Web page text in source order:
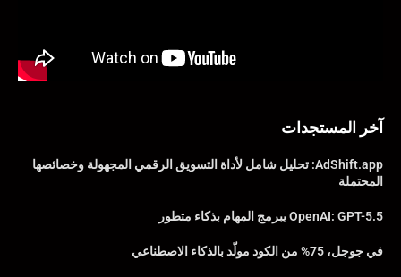
آخر المستجدات
AdShift.app: تحليل شامل لأداة التسويق الرقمي المجهولة وخصائصها
المحتملة
OpenAI: GPT-5.5 يبرمج المهام بذكاء متطور
في جوجل، 75% من الكود مولّد بالذكاء الاصطناعي